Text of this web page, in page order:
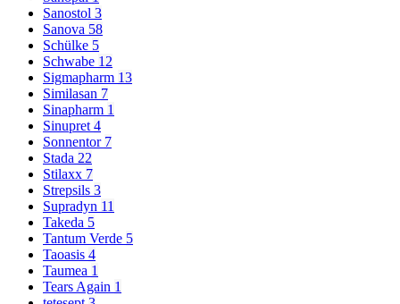
Sanostol 3
Sanova 58
Schülke 5
Schwabe 12
Sigmapharm 13
Similasan 7
Sinapharm 1
Sinupret 4
Sonnentor 7
Stada 22
Stilaxx 7
Strepsils 3
Supradyn 11
Takeda 5
Tantum Verde 5
Taoasis 4
Taumea 1
Tears Again 1